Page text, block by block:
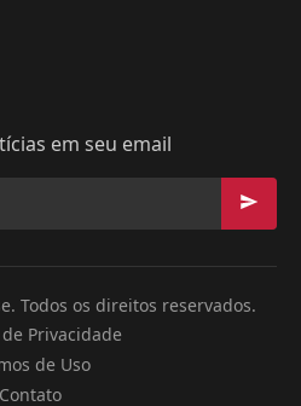
em seu email
Todos os direitos reservados.
Privacidade
de Uso
Contato